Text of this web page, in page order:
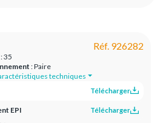
Réf. 926282
: 35
: Paire
techniques
Télécharger
EPI Télécharger